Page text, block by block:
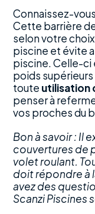
Connaissez-
Cette barrière
selon votre
piscine et évite
piscine. Celle-ci
poids supérieurs
toute utilisation
penser à
vos proches du
Bon à savoir : Il
couvertures de
volet roulant.
doit répondre à
avez des
Scanzi Piscines